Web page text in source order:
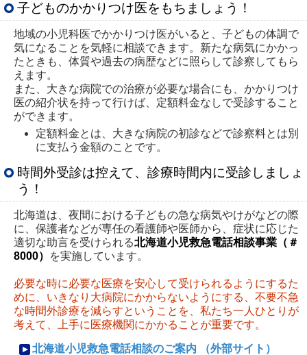
子どものかかりつけ医をもちましょう！
地域の小児科医でかかりつけ医がいると、子どもの体調で
気になることを気軽に相談できます。新たな病気にかかっ
たときも、体質や過去の病歴などに照らして診察してもら
えます。
また、大きな病院での治療が必要な場合にも、かかりつけ
医の紹介状を持って行けば、定額料金なしで受診すること
ができます。
定額料金とは、大きな病院の初診などで診察料とは別
に支払う金額のことです。
時間外受診は控えて、診療時間内に受診しましょ
う！
北海道は、夜間における子どもの急な病気やけがなどの際
に、保護者などが専任の看護師や医師から、症状に応じた
適切な助言を受けられる北海道小児救急電話相談事業（＃
8000）
を実施しています。
必要な時に必要な医療を安心して受けられるようにするた
めに、いきなり大病院にかからないようにする、不要不急
な時間外診療を減らすということを、私たち一人ひとりが
考えて、上手に医療機関にかかることが重要です。
北海道小児救急電話相談のご案内 （外部サイト）